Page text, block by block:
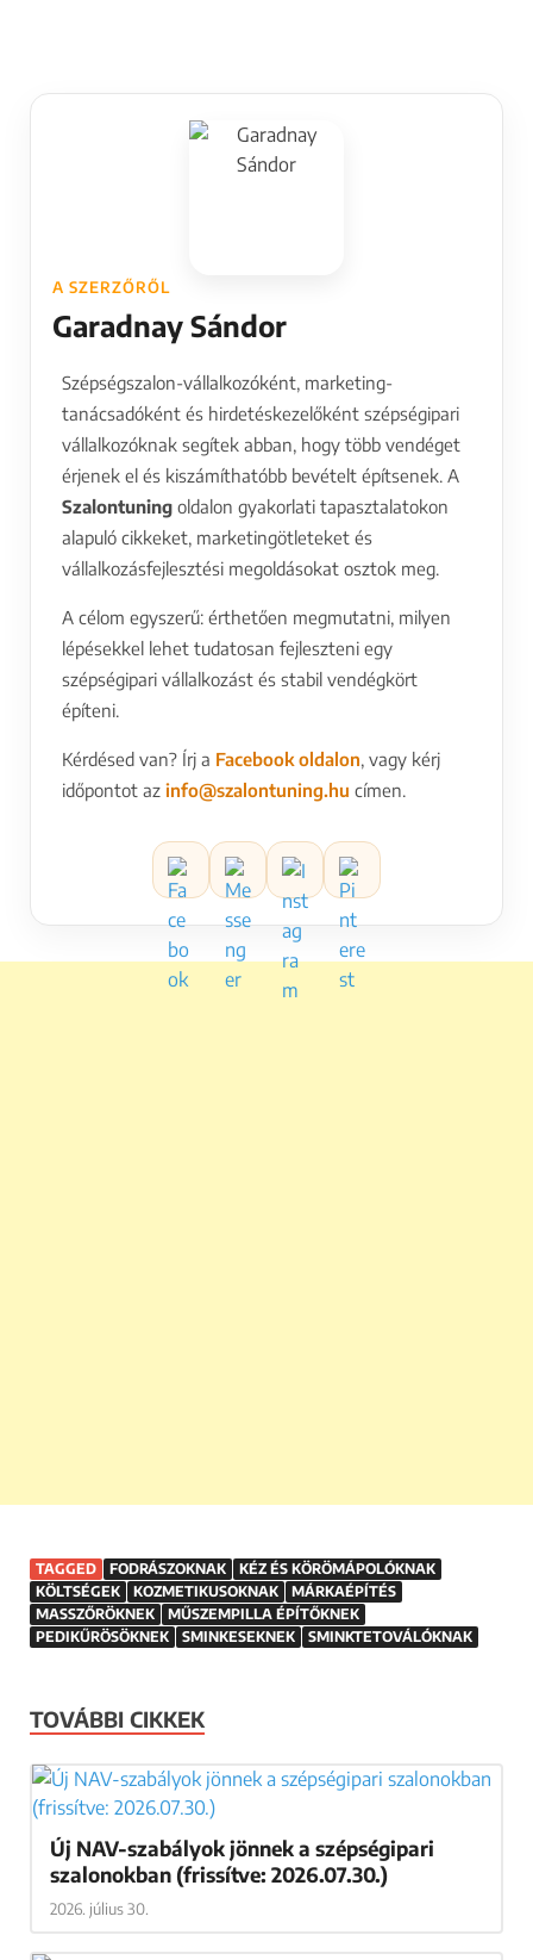
A SZERZŐRŐL
Garadnay Sándor
Szépségszalon-vállalkozóként, marketing-
vállalkozóknak segítek abban, hogy több vendéget
érjenek el és kiszámíthatóbb bevételt építsenek. A
Szalontuningoldalon gyakorlati tapasztalatokon
alapuló cikkeket, marketingötleteket és
vállalkozásfejlesztési megoldásokat osztok meg.